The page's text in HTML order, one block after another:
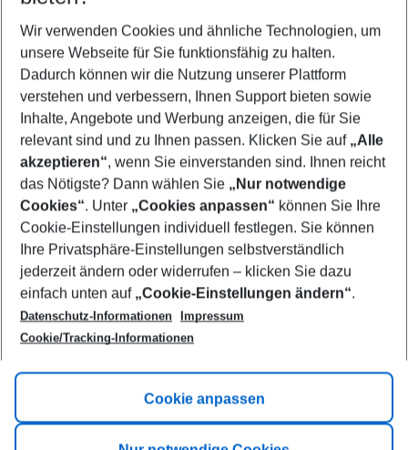
Select your date range
11/08/26–09/08/27 5-8 nights
Who will travel
2 adults No children
Show more filter
Footer
Footer navigation
Title A
Link A
Wir verwenden Cookies und ähnliche Technologien, um
unsere Webseite für Sie funktionsfähig zu halten.
Dadurch können wir die Nutzung unserer Plattform
verstehen und verbessern, Ihnen Support bieten sowie
Inhalte, Angebote und Werbung anzeigen, die für Sie
relevant sind und zu Ihnen passen. Klicken Sie auf „Alle
akzeptieren“, wenn Sie einverstanden sind. Ihnen reicht
das Nötigste? Dann wählen Sie „Nur notwendige
Cookies“. Unter „Cookies anpassen“ können Sie Ihre
Cookie-Einstellungen individuell festlegen. Sie können
Ihre Privatsphäre-Einstellungen selbstverständlich
jederzeit ändern oder widerrufen – klicken Sie dazu
einfach unten auf „Cookie-Einstellungen ändern“.
Datenschutz-Informationen
Impressum
Cookie/Tracking-Informationen
Cookie anpassen